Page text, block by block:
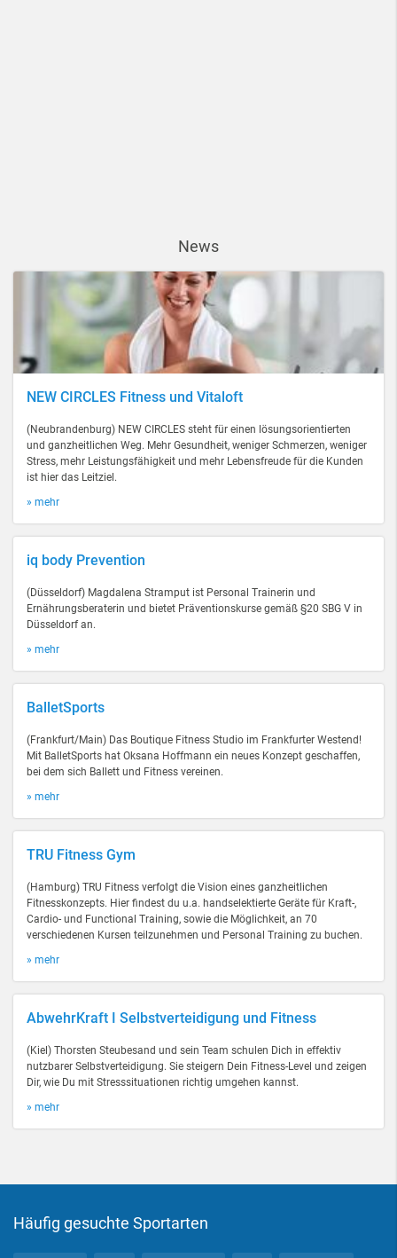
News
NEW CIRCLES Fitness und Vitaloft
(Neubrandenburg) NEW CIRCLES steht für einen lösungsorientierten
und ganzheitlichen Weg. Mehr Gesundheit, weniger Schmerzen, weniger
Stress, mehr Leistungsfähigkeit und mehr Lebensfreude für die Kunden
ist hier das Leitziel.
» mehr
iq body Prevention
(Düsseldorf) Magdalena Stramput ist Personal Trainerin und
Ernährungsberaterin und bietet Präventionskurse gemäß §20 SBG V in
Düsseldorf an.
» mehr
BalletSports
(Frankfurt/Main) Das Boutique Fitness Studio im Frankfurter Westend!
Mit BalletSports hat Oksana Hoffmann ein neues Konzept geschaffen,
bei dem sich Ballett und Fitness vereinen.
» mehr
TRU Fitness Gym
(Hamburg) TRU Fitness verfolgt die Vision eines ganzheitlichen
Fitnesskonzepts. Hier findest du u.a. handselektierte Geräte für Kraft-,
Cardio- und Functional Training, sowie die Möglichkeit, an 70
verschiedenen Kursen teilzunehmen und Personal Training zu buchen.
» mehr
AbwehrKraft I Selbstverteidigung und Fitness
(Kiel) Thorsten Steubesand und sein Team schulen Dich in effektiv
nutzbarer Selbstverteidigung. Sie steigern Dein Fitness-Level und zeigen
Dir, wie Du mit Stresssituationen richtig umgehen kannst.
» mehr
Häufig gesuchte Sportarten